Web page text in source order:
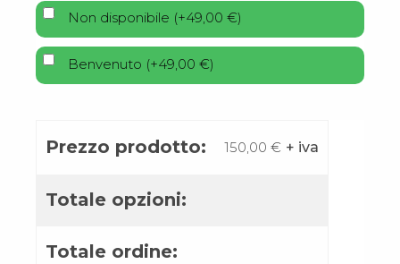
Non disponibile (+49,00 €)
Benvenuto (+49,00 €)
Prezzo prodotto: 150,00 € + iva
Totale opzioni:
Totale ordine: